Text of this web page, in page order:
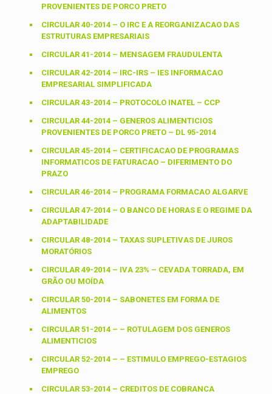
PROVENIENTES DE PORCO PRETO
CIRCULAR 40-2014 – O IRC E A REORGANIZACAO DAS
ESTRUTURAS EMPRESARIAIS
CIRCULAR 41-2014 – MENSAGEM FRAUDULENTA
CIRCULAR 42-2014 – IRC-IRS – IES INFORMACAO
EMPRESARIAL SIMPLIFICADA
CIRCULAR 43-2014 – PROTOCOLO INATEL – CCP
CIRCULAR 44-2014 – GENEROS ALIMENTICIOS
PROVENIENTES DE PORCO PRETO – DL 95-2014
CIRCULAR 45-2014 – CERTIFICACAO DE PROGRAMAS
INFORMATICOS DE FATURACAO – DIFERIMENTO DO
PRAZO
CIRCULAR 46-2014 – PROGRAMA FORMACAO ALGARVE
CIRCULAR 47-2014 – O BANCO DE HORAS E O REGIME DA
ADAPTABILIDADE
CIRCULAR 48-2014 – TAXAS SUPLETIVAS DE JUROS
MORATÓRIOS
CIRCULAR 49-2014 – IVA 23% – CEVADA TORRADA, EM
GRÃO OU MOÍDA
CIRCULAR 50-2014 – SABONETES EM FORMA DE
ALIMENTOS
CIRCULAR 51-2014 – – ROTULAGEM DOS GENEROS
ALIMENTICIOS
CIRCULAR 52-2014 – – ESTIMULO EMPREGO-ESTAGIOS
EMPREGO
CIRCULAR 53-2014 – CREDITOS DE COBRANCA